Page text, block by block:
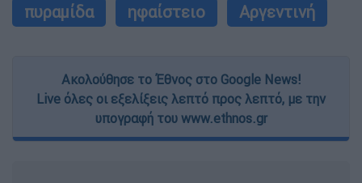
πυραμίδα ηφαίστειο Αργεντινή
Ακολούθησε το Έθνος στο Google News!
Live όλες οι εξελίξεις λεπτό προς λεπτό, με την
υπογραφή του www.ethnos.gr